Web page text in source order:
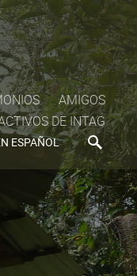
AMIGOS
DE INTAG
ESPAÑOL